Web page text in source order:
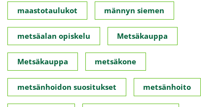
maastotaulukot männyn siemen
metsäalan opiskelu Metsäkauppa
Metsäkauppa metsäkone
metsänhoidon suositukset metsänhoito